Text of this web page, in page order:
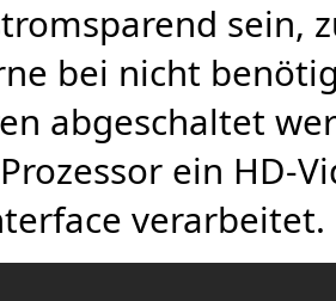
sein,
bei nicht
abgeschaltet
ein HD-
verarbeitet.